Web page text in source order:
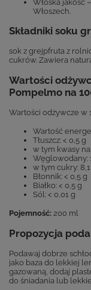
Włoska jakość
Włoszech.
Składniki soku
sok z grejpfruta z
cukrów. Zawiera
Wartości
Pompelmo na
Wartości odżywcze w
Wartość
Tłuszcz: < 0,5 g
w tym kwasy
Węglowodany:
w tym cukry:
Błonnik: < 0,5 g
Białko: < 0,5 g
Sól: < 0,01 g
Pojemność: 200 ml
Propozycja
Podawaj dobrze
jako baza do lekkiej
gazowaną, dodaj
do śniadania lub